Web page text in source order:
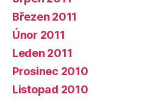
Březen 2011
Únor 2011
Leden 2011
Prosinec 2010
Listopad 2010